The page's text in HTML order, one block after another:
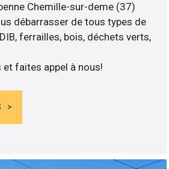
Chemille-sur-deme (37)
débarrasser de tous types de
ferrailles, bois, déchets verts,
et faites appel à nous!